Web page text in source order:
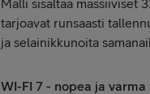
Malli sisältää massiiviset
tarjoavat runsaasti
ja selainikkunoita
WI-FI 7 - nopea ja varma